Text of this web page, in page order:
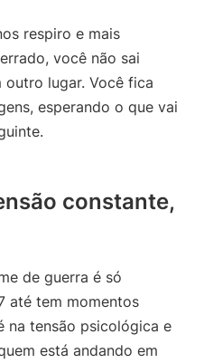
respiro e mais
você não sai
outro lugar. Você fica
esperando o que vai
constante,
de guerra é só
até tem momentos
na tensão psicológica e
está andando em